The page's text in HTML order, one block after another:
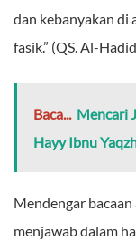
dan kebanyakan di
fasik.” (QS. Al-
Baca... Mencari
Hayy Ibnu
Mendengar
menjawab dalam